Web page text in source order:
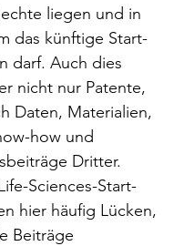
liegen und in
das künftige Start-
darf. Auch dies
nicht nur Patente,
Daten, Materialien,
how und
Dritter.
Sciences-Start-
hier häufig Lücken,
Beiträge